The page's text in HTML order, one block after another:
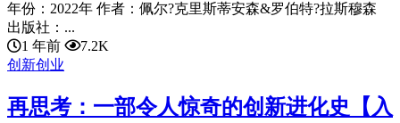
年份：2022年 作者：佩尔?克里斯蒂安森&罗伯特?拉斯穆森
出版社：...
1 年前
7.2K
创新创业
再思考：一部令人惊奇的创新进化史【入